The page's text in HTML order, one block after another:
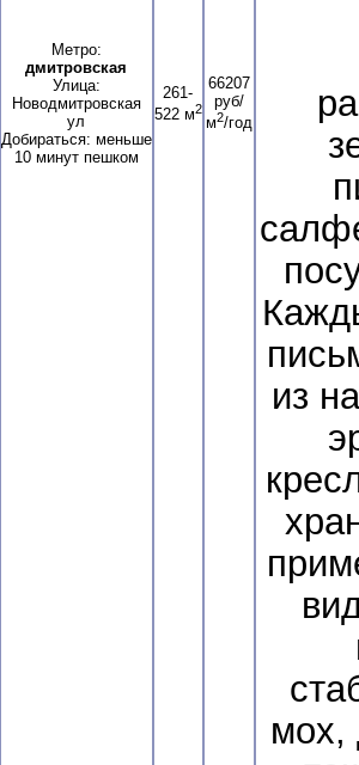
Метро:
дмитровская
Улица:
Новодмитровская
ул
Добираться: меньше
10 минут пешком
261-
522 м2
66207
руб/
м2/год
из
мох,